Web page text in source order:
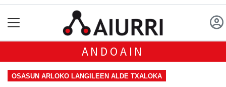
ANDOAIN
OSASUN ARLOKO LANGILEEN ALDE TXALOKA